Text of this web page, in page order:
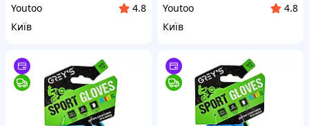
Youtoo
4.8
Київ
Youtoo
4.8
Київ